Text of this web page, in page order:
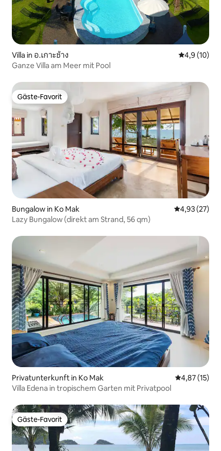
Villa in อ.เกาะช้าง
4,9 (10)
Ganze Villa am Meer mit Pool
Gäste-Favorit
Gäste-Favorit
Bungalow in Ko Mak
4,93 (27)
Lazy Bungalow (direkt am Strand, 56 qm)
Privatunterkunft in Ko Mak
4,87 (15)
Villa Edena in tropischem Garten mit Privatpool
Gäste-Favorit
Gäste-Favorit